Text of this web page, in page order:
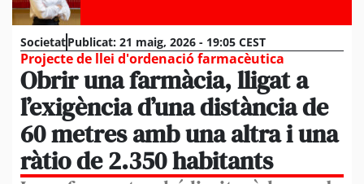
SocietatPublicat: 21 maig, 2026 - 19:05 CEST
Projecte de llei d'ordenació farmacèutica
Obrir una farmàcia, lligat a
l’exigència d’una distància de
60 metres amb una altra i una
ràtio de 2.350 habitants